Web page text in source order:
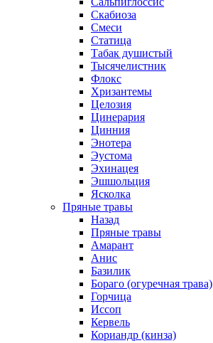
Скабиоза
Смеси
Статица
Табак душистый
Тысячелистник
Флокс
Хризантемы
Целозия
Цинерария
Цинния
Энотера
Эустома
Эхинацея
Эшшольция
Ясколка
Пряные травы
Назад
Пряные травы
Амарант
Анис
Базилик
Бораго (огуречная трава)
Горчица
Иссоп
Кервель
Кориандр (кинза)